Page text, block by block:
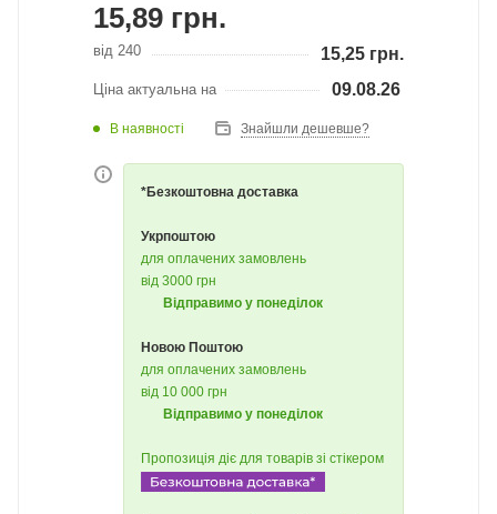
15,89 грн.
від 240 15,25 грн.
Ціна актуальна на 09.08.26
В наявності Знайшли дешевше?
*Безкоштовна доставка
Укрпоштою
для оплачених замовлень
від 3000 грн
Відправимо у понеділок
Новою Поштою
для оплачених замовлень
від 10 000 грн
Відправимо у понеділок
Пропозиція діє для товарів зі стікером